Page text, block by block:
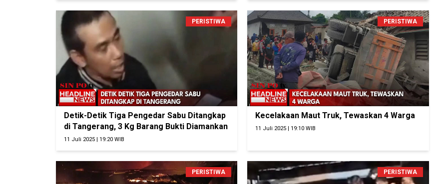
PERISTIWA
Detik-Detik Tiga Pengedar Sabu Ditangkap
di Tangerang, 3 Kg Barang Bukti Diamankan
11 Juli 2025 | 19:20 WIB
PERISTIWA
Kecelakaan Maut Truk, Tewaskan 4 Warga
11 Juli 2025 | 19:10 WIB
PERISTIWA PERISTIWA